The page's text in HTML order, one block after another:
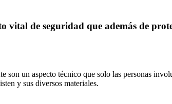
de seguridad que además de
son un aspecto técnico que solo las personas
y sus diversos materiales.